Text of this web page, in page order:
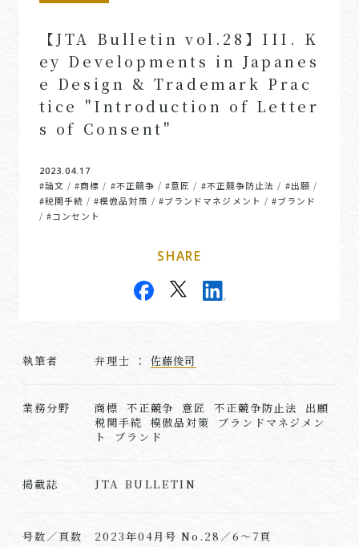
【JTA Bulletin vol.28】III. K
ey Developments in Japanes
e Design & Trademark Prac
tice "Introduction of Letter
s of Consent"
2023.04.17
#論文 / #商標 / #不正競争 /#意匠 / #不正競争防止法 / #出願 /
#税関手続 /#模倣品対策 / #ブランドマネジメント /#ブランド
/ #コンセント
SHARE
執筆者 弁理⼠ ： 佐藤俊司
業務分野
商標 不正競争 意匠 不正競争防止法 出願
税関手続 模倣品対策 ブランドマネジメン
ト ブランド
掲載誌 JTA BULLETIN
号数／頁数 2023年04月号 No.28／6～7頁